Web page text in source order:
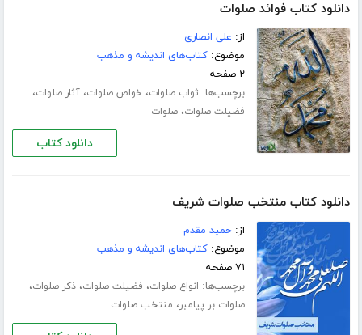
دانلود کتاب فوائد صلوات
از: علی انصاری
موضوع:کتاب‌های اندیشه و مذهب
۲ صفحه
برچسب‌ها: ثواب صلوات، خواص صلوات،آثار صلوات،
فضیلت صلوات،صلوات
دانلود کتاب
دانلود کتاب منتخب صلوات شریف
از:حمید مقدم
موضوع:کتاب‌های اندیشه و مذهب
۷۱ صفحه
برچسب‌ها: انواع صلوات، فضیلت صلوات،ذکر صلوات،
صلوات بر پیامبر، منتخب صلوات